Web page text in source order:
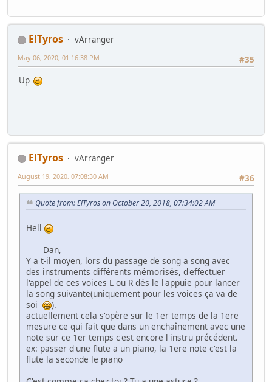
ElTyros
vArranger
#35
May 06, 2020, 01:16:38 PM
Up
ElTyros
vArranger
#36
August 19, 2020, 07:08:30 AM
Quote from: ElTyros on October 20, 2018, 07:34:02 AM
Hell
Dan,
Y a t-il moyen, lors du passage de song a song avec
des instruments différents mémorisés, d'effectuer
l'appel de ces voices L ou R dés le l'appuie pour lancer
la song suivante(uniquement pour les voices ça va de
soi
).
actuellement cela s'opère sur le 1er temps de la 1ere
mesure ce qui fait que dans un enchaînement avec une
note sur ce 1er temps c'est encore l'instru précédent.
ex: passer d'une flute a un piano, la 1ere note c'est la
flute la seconde le piano